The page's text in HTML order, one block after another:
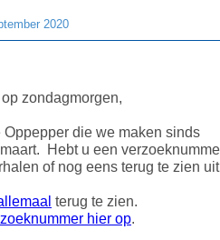
2020
zondagmorgen,
Oppepper die we maken sinds
Hebt u een
of nog eens terug te zien
terug te zien.
hier op.